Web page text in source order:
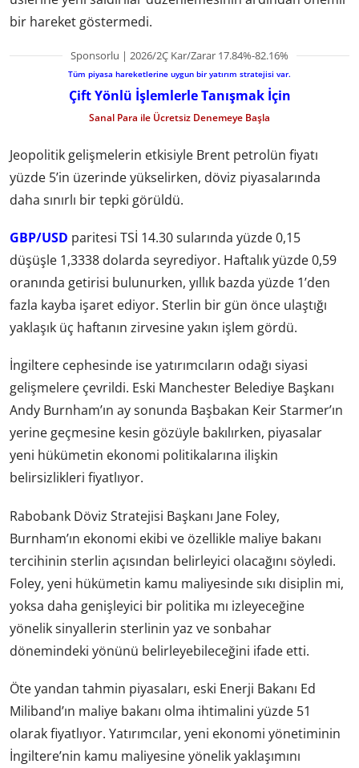
bir hareket göstermedi.
Sponsorlu | 2026/2Ç Kar/Zarar 17.84%-82.16%
Tüm piyasa hareketlerine uygun bir yatırım stratejisi var.
Çift Yönlü İşlemlerle Tanışmak İçin
Sanal Para ile Ücretsiz Denemeye Başla
Jeopolitik gelişmelerin etkisiyle Brent petrolün fiyatı
yüzde 5’in üzerinde yükselirken, döviz piyasalarında
daha sınırlı bir tepki görüldü.
GBP/USD paritesi TSİ 14.30 sularında yüzde 0,15
düşüşle 1,3338 dolarda seyrediyor. Haftalık yüzde 0,59
oranında getirisi bulunurken, yıllık bazda yüzde 1’den
fazla kayba işaret ediyor. Sterlin bir gün önce ulaştığı
yaklaşık üç haftanın zirvesine yakın işlem gördü.
İngiltere cephesinde ise yatırımcıların odağı siyasi
gelişmelere çevrildi. Eski Manchester Belediye Başkanı
Andy Burnham’ın ay sonunda Başbakan Keir Starmer’ın
yerine geçmesine kesin gözüyle bakılırken, piyasalar
yeni hükümetin ekonomi politikalarına ilişkin
belirsizlikleri fiyatlıyor.
Rabobank Döviz Stratejisi Başkanı Jane Foley,
Burnham’ın ekonomi ekibi ve özellikle maliye bakanı
tercihinin sterlin açısından belirleyici olacağını söyledi.
Foley, yeni hükümetin kamu maliyesinde sıkı disiplin mi,
yoksa daha genişleyici bir politika mı izleyeceğine
yönelik sinyallerin sterlinin yaz ve sonbahar
dönemindeki yönünü belirleyebileceğini ifade etti.
Öte yandan tahmin piyasaları, eski Enerji Bakanı Ed
Miliband’ın maliye bakanı olma ihtimalini yüzde 51
olarak fiyatlıyor. Yatırımcılar, yeni ekonomi yönetiminin
İngiltere’nin kamu maliyesine yönelik yaklaşımını